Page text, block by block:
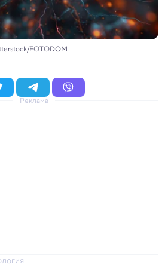
FOTODOM
Реклама